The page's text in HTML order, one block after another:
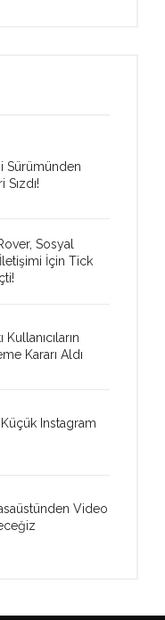
Sürümünden
Sosyal
İçin Tick
Kararı Aldı
Instagram
Video